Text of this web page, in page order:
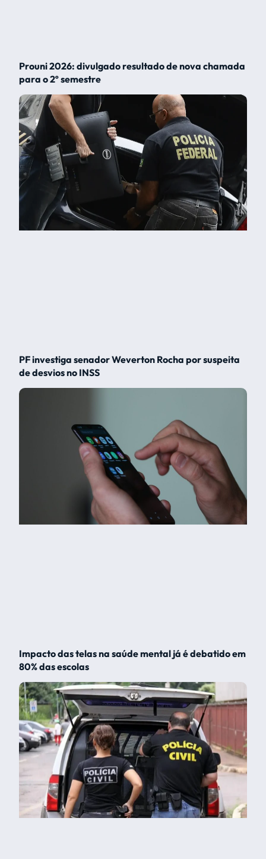
Prouni 2026: divulgado resultado de nova chamada
para o 2º semestre
PF investiga senador Weverton Rocha por suspeita
de desvios no INSS
Impacto das telas na saúde mental já é debatido em
80% das escolas